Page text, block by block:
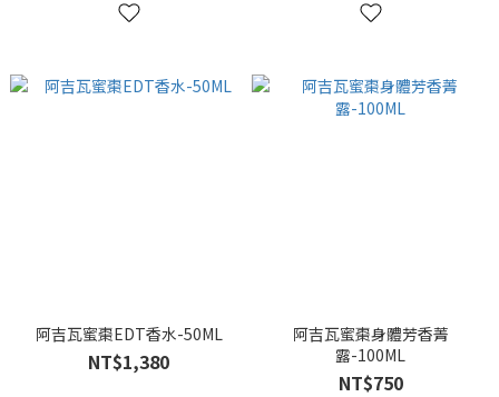
阿吉瓦蜜棗EDT香水-50ML
NT$1,380
阿吉瓦蜜棗身體芳香菁
露-100ML
NT$750